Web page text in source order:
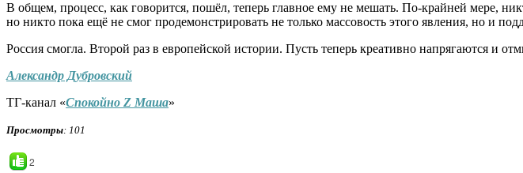
В общем, процесс, как говорится, пошёл, теперь главное ему не мешать. По-крайней мере,
но никто пока ещё не смог продемонстрировать не только массовость этого явления, но и
Россия смогла. Второй раз в европейской истории. Пусть теперь креативно напрягаются и
Александр Дубровский
ТГ-канал «Спокойно Z Маша»
Просмотры: 101
2